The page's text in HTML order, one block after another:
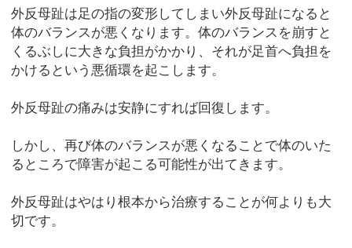
外反母趾は足の指の変形してしまい外反母趾になると
体のバランスが悪くなります。体のバランスを崩すと
くるぶしに大きな負担がかかり、それが足首へ負担を
かけるという悪循環を起こします。
外反母趾の痛みは安静にすれば回復します。
しかし、再び体のバランスが悪くなることで体のいた
るところで障害が起こる可能性が出てきます。
外反母趾はやはり根本から治療することが何よりも大
切です。